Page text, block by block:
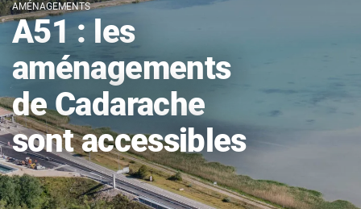
AMÉNAGEMENTS
A51 : les
aménagements
de Cadarache
sont accessibles